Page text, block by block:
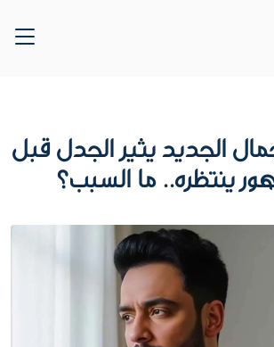
الجديد يثير الجدل قبل
ينتظره.. ما السبب؟